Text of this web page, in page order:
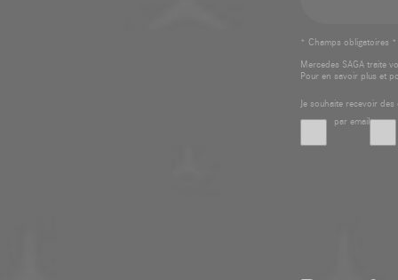
* Champs obligatoires
Mercedes SAGA traite
Pour en savoir plus et
Je souhaite recevoir
par email